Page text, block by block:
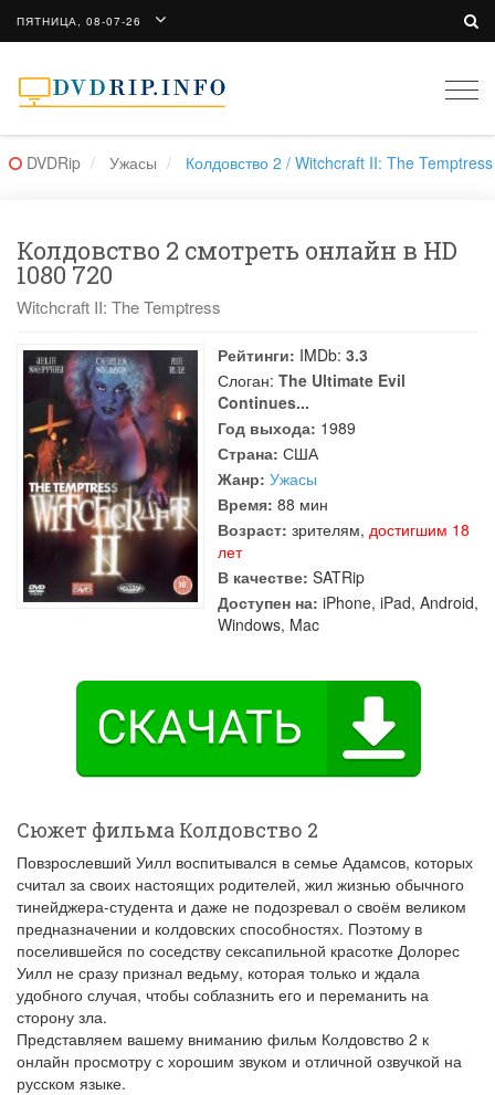
ПЯТНИЦА, 08-07-26
DVDRip Ужасы Колдовство 2 / Witchcraft II: The Temptress
Колдовство 2 смотреть онлайн в HD
1080 720
Witchcraft II: The Temptress
Рейтинги: IMDb: 3.3
Слоган: The Ultimate Evil
Continues...
Год выхода: 1989
Страна: США
Жанр: Ужасы
Время: 88 мин
Возраст: зрителям, достигшим 18
лет
В качестве: SATRip
Доступен на: iPhone, iPad, Android,
Windows, Mac
Сюжет фильма Колдовство 2
Повзрослевший Уилл воспитывался в семье Адамсов, которых
считал за своих настоящих родителей, жил жизнью обычного
тинейджера-студента и даже не подозревал о своём великом
предназначении и колдовских способностях. Поэтому в
поселившейся по соседству сексапильной красотке Долорес
Уилл не сразу признал ведьму, которая только и ждала
удобного случая, чтобы соблазнить его и переманить на
сторону зла.
Представляем вашему вниманию фильм Колдовство 2 к
онлайн просмотру с хорошим звуком и отличной озвучкой на
русском языке.